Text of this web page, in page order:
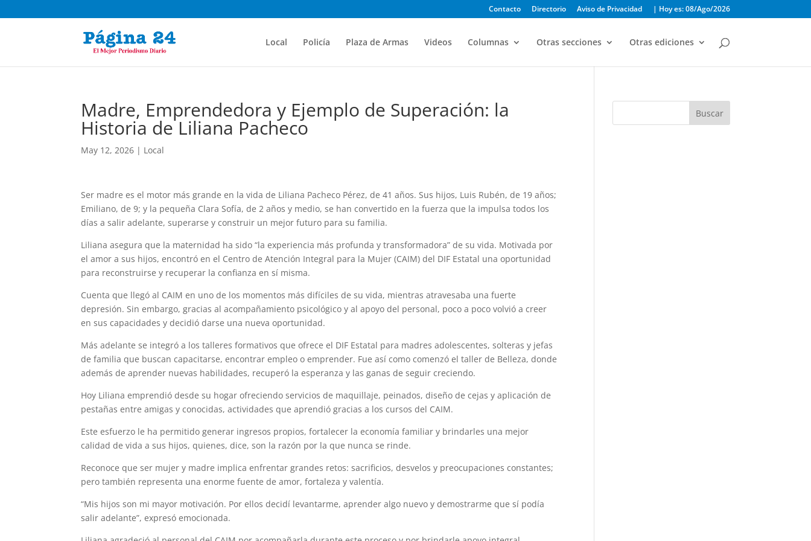
Contacto Directorio Aviso de Privacidad | Hoy es: 08/Ago/2026
Local Policía Plaza de Armas Videos Columnas Otras secciones Otras ediciones
Madre, Emprendedora y Ejemplo de Superación: la
Historia de Liliana Pacheco
May 12, 2026 | Local
Ser madre es el motor más grande en la vida de Liliana Pacheco Pérez, de 41 años. Sus hijos, Luis Rubén, de 19 años;
Emiliano, de 9; y la pequeña Clara Sofía, de 2 años y medio, se han convertido en la fuerza que la impulsa todos los
días a salir adelante, superarse y construir un mejor futuro para su familia.
Liliana asegura que la maternidad ha sido “la experiencia más profunda y transformadora” de su vida. Motivada por
el amor a sus hijos, encontró en el Centro de Atención Integral para la Mujer (CAIM) del DIF Estatal una oportunidad
para reconstruirse y recuperar la confianza en sí misma.
Cuenta que llegó al CAIM en uno de los momentos más difíciles de su vida, mientras atravesaba una fuerte
depresión. Sin embargo, gracias al acompañamiento psicológico y al apoyo del personal, poco a poco volvió a creer
en sus capacidades y decidió darse una nueva oportunidad.
Más adelante se integró a los talleres formativos que ofrece el DIF Estatal para madres adolescentes, solteras y jefas
de familia que buscan capacitarse, encontrar empleo o emprender. Fue así como comenzó el taller de Belleza, donde
además de aprender nuevas habilidades, recuperó la esperanza y las ganas de seguir creciendo.
Hoy Liliana emprendió desde su hogar ofreciendo servicios de maquillaje, peinados, diseño de cejas y aplicación de
pestañas entre amigas y conocidas, actividades que aprendió gracias a los cursos del CAIM.
Este esfuerzo le ha permitido generar ingresos propios, fortalecer la economía familiar y brindarles una mejor
calidad de vida a sus hijos, quienes, dice, son la razón por la que nunca se rinde.
Reconoce que ser mujer y madre implica enfrentar grandes retos: sacrificios, desvelos y preocupaciones constantes;
pero también representa una enorme fuente de amor, fortaleza y valentía.
“Mis hijos son mi mayor motivación. Por ellos decidí levantarme, aprender algo nuevo y demostrarme que sí podía
salir adelante”, expresó emocionada.
Buscar